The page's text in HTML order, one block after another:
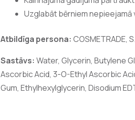
Uzglabāt bērniem nepieejamā
Atbildīga persona: COSMETRADE,
Sastāvs: Water, Glycerin, Butylene
Ascorbic Acid, 3-O-Ethyl Ascorbic
Gum, Ethylhexylglycerin, Disodium